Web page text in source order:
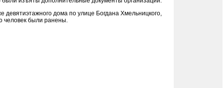
дома по улице Богдана Хмельницкого,
человек были ранены.